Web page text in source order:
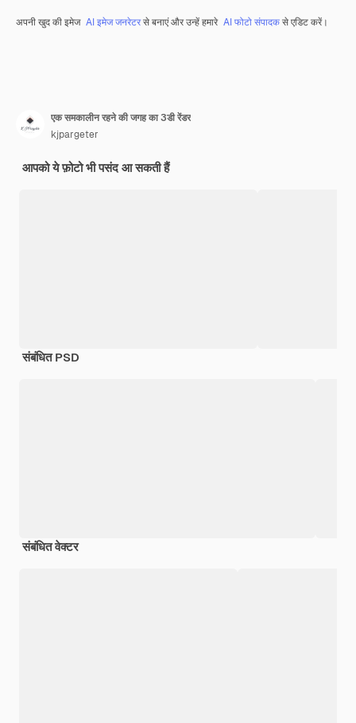
अपनी खुद की इमेज AI इमेज जनरेटरसे बनाएं और उन्हें हमारे AI फोटो संपादकसे एडिट करें।
एक समकालीन रहने की जगह का 3डी रेंडर
kjpargeter
आपको ये फ़ोटो भी पसंद आ सकती हैं
संबंधित PSD
संबंधित वेक्टर